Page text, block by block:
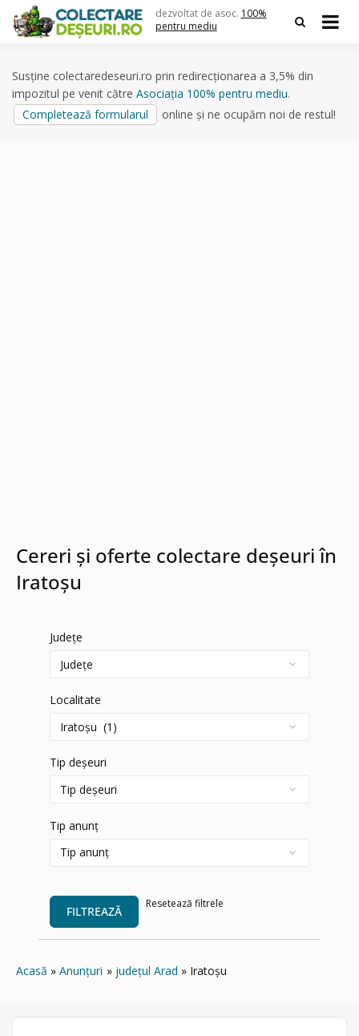
content
dezvoltat de asoc. 100%
pentru mediu
Susține colectaredeseuri.ro prin redirecționarea a 3,5% din
impozitul pe venit către Asociația 100% pentru mediu.
Completează formularul
online și ne ocupăm noi de restul!
Cereri și oferte colectare deșeuri în
Iratoşu
Județe
Localitate
Tip deșeuri
Tip anunț
FILTREAZĂ
Resetează filtrele
Acasă Anunțuri județul Arad Iratoşu